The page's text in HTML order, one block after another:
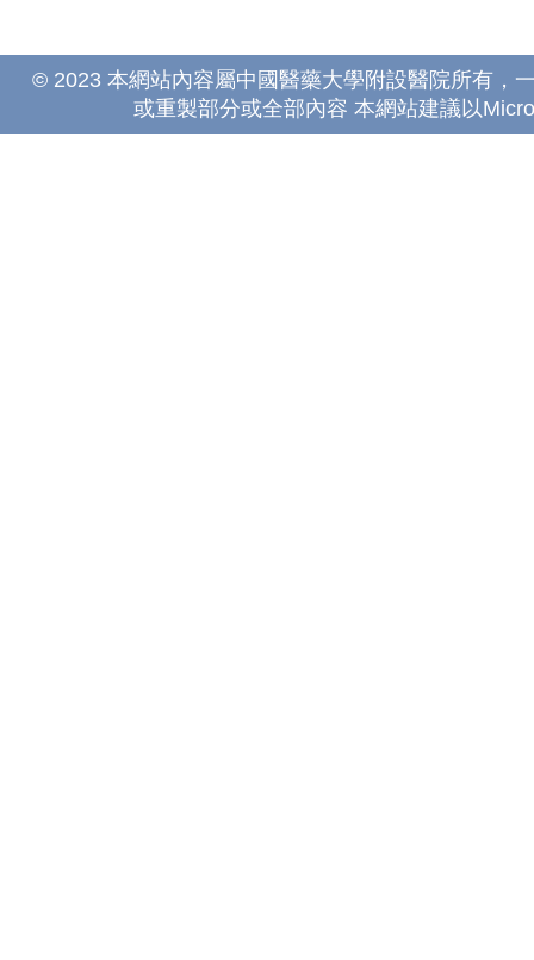
© 2023 本網站內容屬中國醫藥大學附設醫院所有，
或重製部分或全部內容 本網站建議以